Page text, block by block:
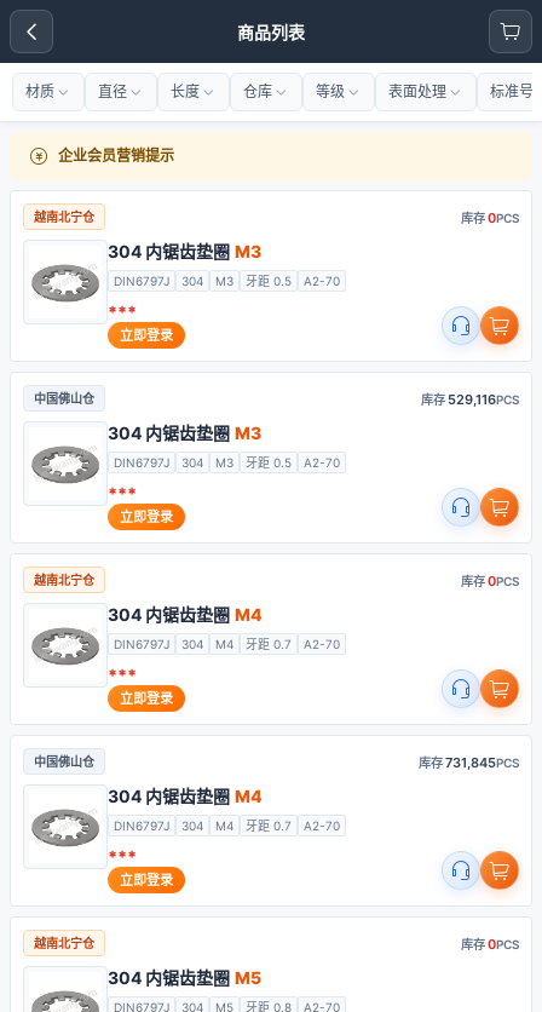
商品列表
材质 直径 长度 仓库 等级 表面处理 标准号
企业会员营销提示
越南北宁仓 库存0PCS
304 内锯齿垫圈 M3
DIN6797J 304 M3 牙距 0.5 A2-70
***
立即登录
中国佛山仓 库存 529,116PCS
304 内锯齿垫圈 M3
DIN6797J 304 M3 牙距 0.5 A2-70
***
立即登录
越南北宁仓 库存0PCS
304 内锯齿垫圈 M4
DIN6797J 304 M4 牙距 0.7 A2-70
***
立即登录
中国佛山仓 库存731,845PCS
304 内锯齿垫圈 M4
DIN6797J 304 M4 牙距 0.7 A2-70
***
立即登录
越南北宁仓 库存0PCS
304 内锯齿垫圈 M5
DIN6797J 304 M5 牙距 0.8 A2-70